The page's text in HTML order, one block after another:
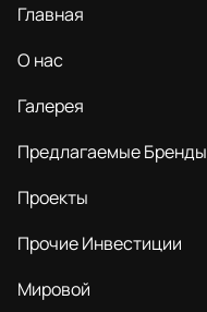
Главная
О нас
Галерея
Предлагаемые Бренды
Проекты
Прочие Инвестиции
Мировой